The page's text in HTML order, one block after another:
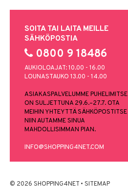
SOITA TAI LAITA MEILLE
SÄHKÖPOSTIA
0800 9 18486
AUKIOLOAJAT: 10.00 - 16.00
LOUNASTAUKO 13.00 - 14.00
ASIAKASPALVELUMME PUHELIMITSE
ON SULJETTUNA 29.6.–27.7. OTA
MEIHIN YHTEYTTÄ SÄHKÖPOSTITSE
NIIN AUTAMME SINUA
MAHDOLLISIMMAN PIAN.
INFO@SHOPPING4NET.COM
© 2026 SHOPPING4NET • SITEMAP